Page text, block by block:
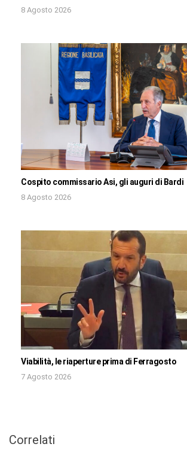
8 Agosto 2026
Cospito commissario Asi, gli auguri di Bardi
8 Agosto 2026
Viabilità, le riaperture prima di Ferragosto
7 Agosto 2026
Correlati